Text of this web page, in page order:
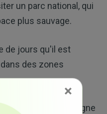
un parc national, qui
plus sauvage.
de jours qu'il est
des zones
de suivre cette ligne
×